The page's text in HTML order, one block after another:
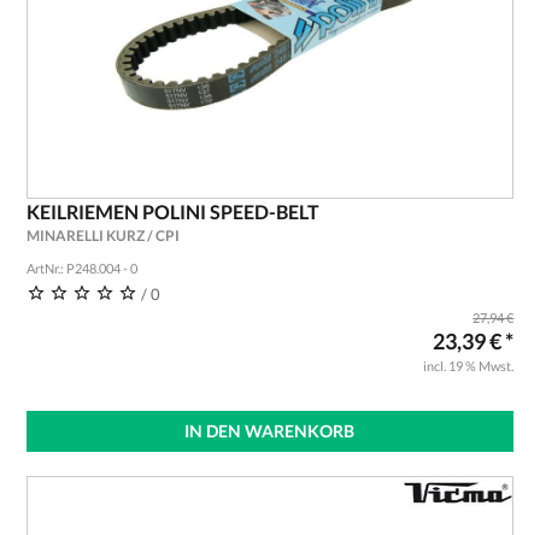
KEILRIEMEN POLINI SPEED-BELT
MINARELLI KURZ / CPI
ArtNr.: P248.004 - 0
/ 0
27,94 €
23,39 € *
incl. 19 % Mwst.
IN DEN WARENKORB